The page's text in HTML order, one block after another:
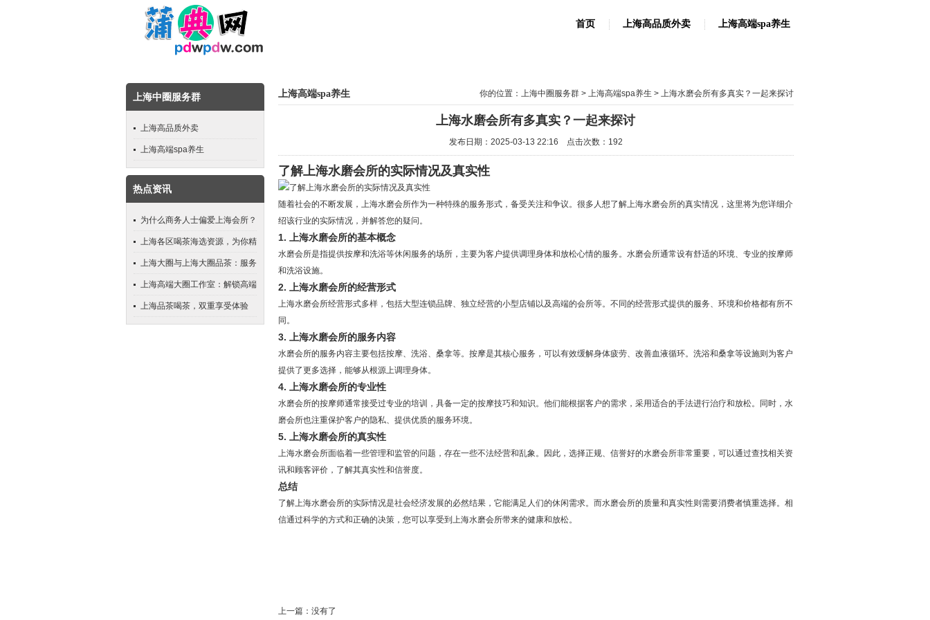
首页 上海高品质外卖 上海高端spa养生
上海中圈服务群
上海高品质外卖
上海高端spa养生
热点资讯
为什么商务人士偏爱上海会所？
上海各区喝茶海选资源，为你精
准筛选
上海大圈与上海大圈品茶：服务
范围选择指南
上海高端大圈工作室：解锁高端
生活新方式
上海品茶喝茶，双重享受体验
上海高端spa养生 你的位置： 上海中圈服务群> 上海高端spa养生 > 上海水磨会所有多真实？一起来探讨
上海水磨会所有多真实？一起来探讨
发布日期：2025-03-13 22:16 点击次数：192
了解上海水磨会所的实际情况及真实性
随着社会的不断发展，上海水磨会所作为一种特殊的服务形式，备受关注和争议。很多人想了解上海水磨会所的真实情况，这里将为您详细介
绍该行业的实际情况，并解答您的疑问。
1. 上海水磨会所的基本概念
水磨会所是指提供按摩和洗浴等休闲服务的场所，主要为客户提供调理身体和放松心情的服务。水磨会所通常设有舒适的环境、专业的按摩师
和洗浴设施。
2. 上海水磨会所的经营形式
上海水磨会所经营形式多样，包括大型连锁品牌、独立经营的小型店铺以及高端的会所等。不同的经营形式提供的服务、环境和价格都有所不
同。
3. 上海水磨会所的服务内容
水磨会所的服务内容主要包括按摩、洗浴、桑拿等。按摩是其核心服务，可以有效缓解身体疲劳、改善血液循环。洗浴和桑拿等设施则为客户
提供了更多选择，能够从根源上调理身体。
4. 上海水磨会所的专业性
水磨会所的按摩师通常接受过专业的培训，具备一定的按摩技巧和知识。他们能根据客户的需求，采用适合的手法进行治疗和放松。同时，水
磨会所也注重保护客户的隐私、提供优质的服务环境。
5. 上海水磨会所的真实性
上海水磨会所面临着一些管理和监管的问题，存在一些不法经营和乱象。因此，选择正规、信誉好的水磨会所非常重要，可以通过查找相关资
讯和顾客评价，了解其真实性和信誉度。
总结
了解上海水磨会所的实际情况是社会经济发展的必然结果，它能满足人们的休闲需求。而水磨会所的质量和真实性则需要消费者慎重选择。相
信通过科学的方式和正确的决策，您可以享受到上海水磨会所带来的健康和放松。
上一篇：没有了